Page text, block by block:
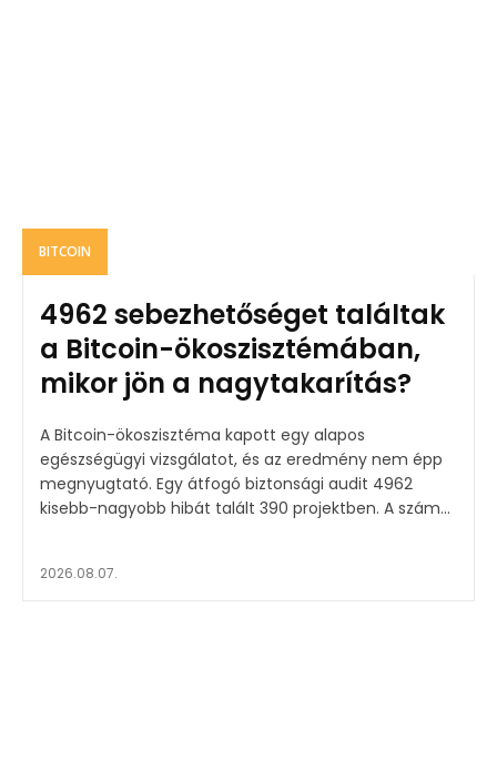
BITCOIN
4962 sebezhetőséget találtak
a Bitcoin-ökoszisztémában,
mikor jön a nagytakarítás?
A Bitcoin-ökoszisztéma kapott egy alapos
egészségügyi vizsgálatot, és az eredmény nem épp
megnyugtató. Egy átfogó biztonsági audit 4962
kisebb-nagyobb hibát talált 390 projektben. A szám...
2026.08.07.